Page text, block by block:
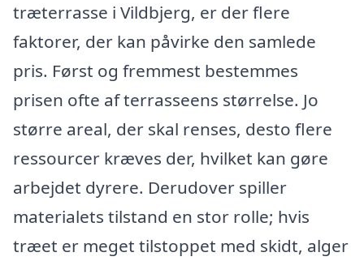
træterrasse i Vildbjerg, er der flere
faktorer, der kan påvirke den samlede
pris. Først og fremmest bestemmes
prisen ofte af terrasseens størrelse. Jo
større areal, der skal renses, desto flere
ressourcer kræves der, hvilket kan gøre
arbejdet dyrere. Derudover spiller
materialets tilstand en stor rolle; hvis
træet er meget tilstoppet med skidt, alger